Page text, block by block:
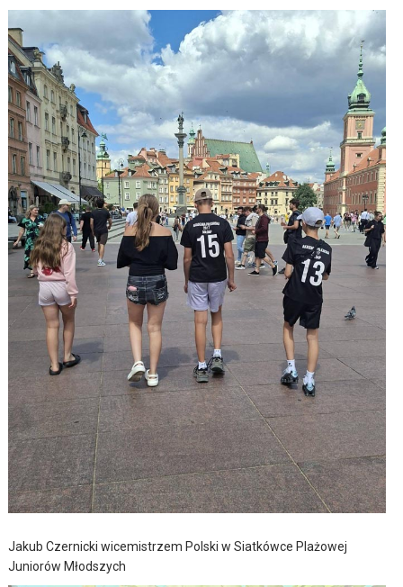
Jakub Czernicki wicemistrzem Polski w Siatkówce Plażowej
Juniorów Młodszych